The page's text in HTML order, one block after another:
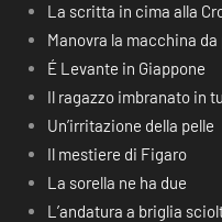
La scritta in cima alla
Manovra la macchina da
É Levante in Giappone
Il ragazzo imbranato in
Un’irritazione della pelle
Il mestiere di Figaro
La sorella ne ha due
L’andatura a briglia